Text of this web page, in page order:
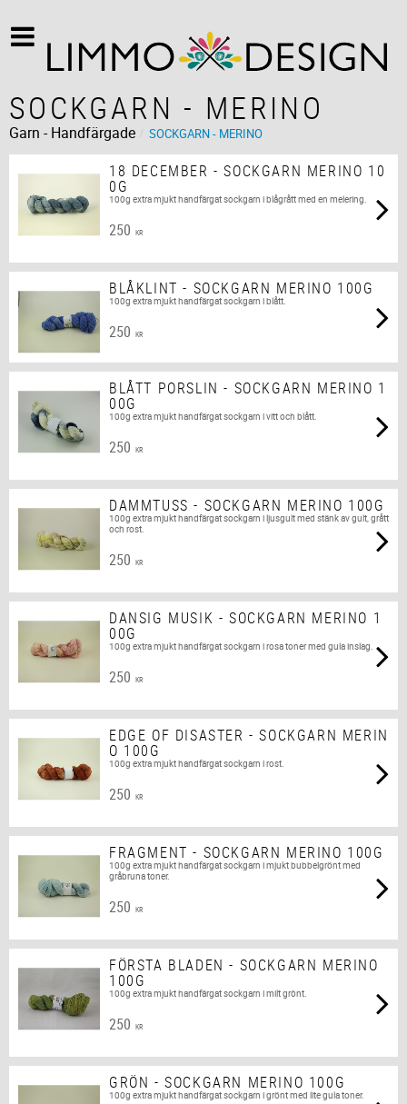
SOCKGARN - MERINO
Garn - Handfärgade SOCKGARN - MERINO
18 DECEMBER - SOCKGARN MERINO 10
0G
100g extra mjukt handfärgat sockgarn i blågrått med en melering.
250 KR
BLÅKLINT - SOCKGARN MERINO 100G
100g extra mjukt handfärgat sockgarn i blått.
250 KR
BLÅTT PORSLIN - SOCKGARN MERINO 1
00G
100g extra mjukt handfärgat sockgarn i vitt och blått.
250 KR
DAMMTUSS - SOCKGARN MERINO 100G
100g extra mjukt handfärgat sockgarn i ljusgult med stänk av gult, grått
och rost.
250 KR
DANSIG MUSIK - SOCKGARN MERINO 1
00G
100g extra mjukt handfärgat sockgarn i rosa toner med gula inslag.
250 KR
EDGE OF DISASTER - SOCKGARN MERIN
O 100G
100g extra mjukt handfärgat sockgarn i rost.
250 KR
FRAGMENT - SOCKGARN MERINO 100G
100g extra mjukt handfärgat sockgarn i mjukt bubbelgrönt med
gråbruna toner.
250 KR
FÖRSTA BLADEN - SOCKGARN MERINO
100G
100g extra mjukt handfärgat sockgarn i milt grönt.
250 KR
GRÖN - SOCKGARN MERINO 100G
100g extra mjukt handfärgat sockgarn i grönt med lite gula toner.